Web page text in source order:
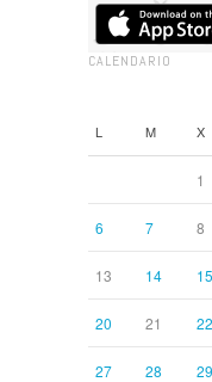
CALENDARIO
L M X
1
6 7 8
13 14 15
20 21 22
27 28 29